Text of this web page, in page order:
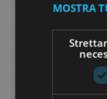
MOSTRA